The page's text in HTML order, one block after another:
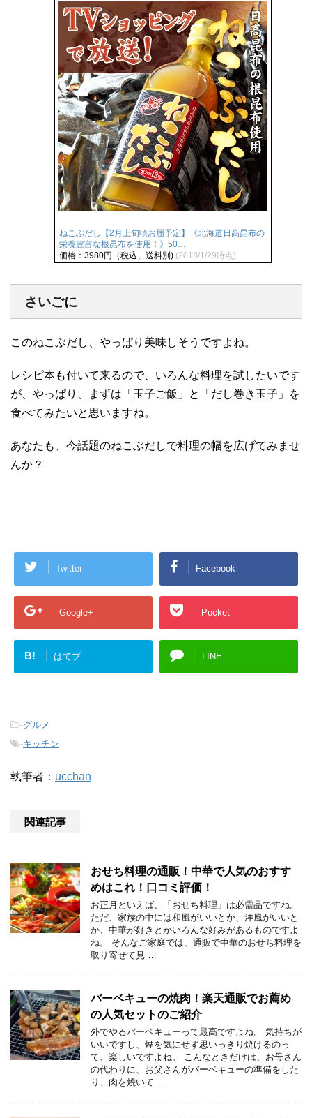
ねこぶだし【2月上旬頃お届予定】《北海道日高昆布の
栄養豊富な根昆布を使用！》50…
価格：3980円（税込、送料別) (2018/1/29時点)
さいごに
このねこぶだし、やっぱり美味しそうですよね。
レシピ本も付いて来るので、いろんな料理を試したいです
が、やっぱり、まずは「玉子ご飯」と「だし巻き玉子」を
食べてみたいと思いますね。
あなたも、今話題のねこぶだしで料理の幅を広げてみませ
んか？
Twitter Facebook
Google+ Pocket
B! はてブ LINE
-グルメ
-キッチン
執筆者： ucchan
関連記事
おせち料理の通販！中華で人気のおすす
めはこれ！口コミ評価！
お正月といえば、「おせち料理」は必需品ですね。
ただ、家族の中には和風がいいとか、洋風がいいと
か、中華が好きとかいろんな好みがあるものですよ
ね。 そんなご家庭では、通販で中華のおせち料理を
取り寄せて見 …
バーベキューの焼肉！楽天通販でお薦め
の人気セットのご紹介
外でやるバーベキューって最高ですよね。 気持ちが
いいですし、煙を気にせず思いっきり焼けるのっ
て、楽しいですよね。 こんなときだけは、お母さん
の代わりに、お父さんがバーベキューの準備をした
り、肉を焼いて …